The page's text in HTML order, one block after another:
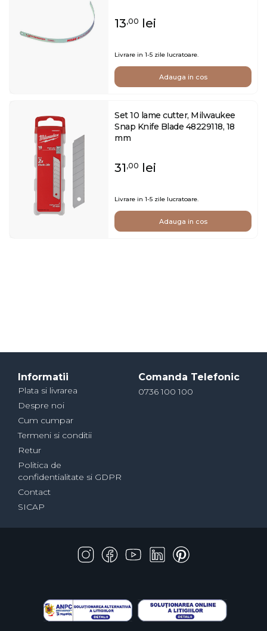
13,00 lei
Livrare in 1-5 zile lucratoare.
Adauga in cos
Set 10 lame cutter, Milwaukee
Snap Knife Blade 48229118, 18
mm
31 ,00 lei
Livrare in 1-5 zile lucratoare.
Adauga in cos
Informatii
Plata si livrarea
Despre noi
Cum cumpar
Termeni si conditii
Retur
Politica de
confidentialitate si GDPR
Contact
SICAP
Comanda Telefonic
0736 100 100